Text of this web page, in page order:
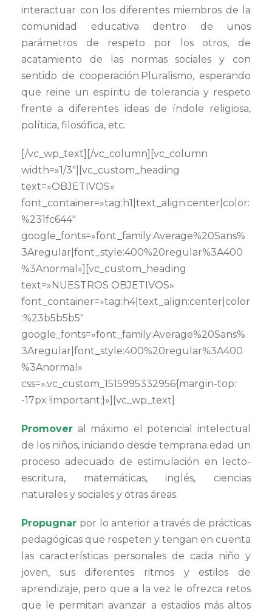
interactuar con los diferentes miembros de la
comunidad educativa dentro de unos
parámetros de respeto por los otros, de
acatamiento de las normas sociales y con
sentido de cooperación.Pluralismo, esperando
que reine un espíritu de tolerancia y respeto
frente a diferentes ideas de índole religiosa,
política, filosófica, etc.
[/vc_wp_text][/vc_column][vc_column
width=»1/3″][vc_custom_heading
text=»OBJETIVOS»
font_container=»tag:h1|text_align:center|color:
%231fc644″
google_fonts=»font_family:Average%20Sans%
3Aregular|font_style:400%20regular%3A400
%3Anormal»][vc_custom_heading
text=»NUESTROS OBJETIVOS»
font_container=»tag:h4|text_align:center|color
:%23b5b5b5″
google_fonts=»font_family:Average%20Sans%
3Aregular|font_style:400%20regular%3A400
%3Anormal»
css=».vc_custom_1515995332956{margin-top:
-17px !important;}»][vc_wp_text]
Promover al máximo el potencial intelectual
de los niños, iniciando desde temprana edad un
proceso adecuado de estimulación en lecto-
escritura, matemáticas, inglés, ciencias
naturales y sociales y otras áreas.
Propugnar por lo anterior a través de prácticas
pedagógicas que respeten y tengan en cuenta
las características personales de cada niño y
joven, sus diferentes ritmos y estilos de
aprendizaje, pero que a la vez le ofrezca retos
que le permitan avanzar a estadios más altos